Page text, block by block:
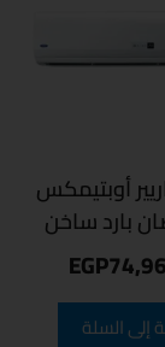
أوبتيمكس
EGP
إلى السلة